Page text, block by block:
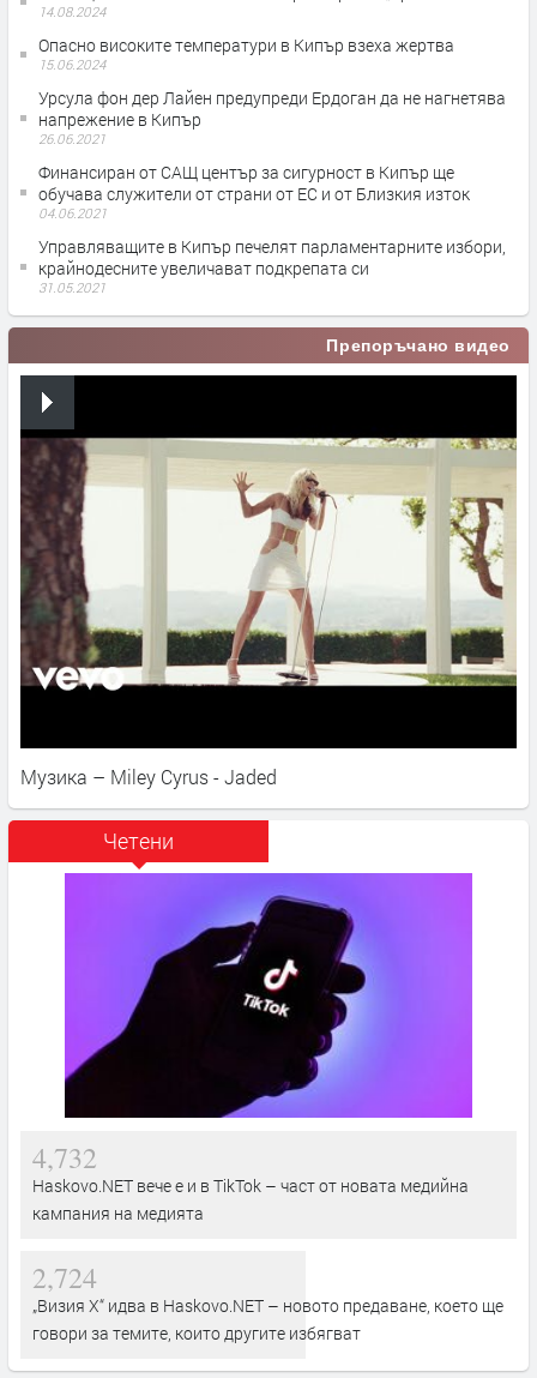
14.08.2024
Опасно високите температури в Кипър взеха жертва
15.06.2024
Урсула фон дер Лайен предупреди Ердоган да не нагнетява
напрежение в Кипър
26.06.2021
Финансиран от САЩ център за сигурност в Кипър ще
обучава служители от страни от ЕС и от Близкия изток
04.06.2021
Управляващите в Кипър печелят парламентарните избори,
крайнодесните увеличават подкрепата си
31.05.2021
Препоръчано видео
Музика – Miley Cyrus - Jaded
Четени
4,732
Haskovo.NET вече е и в TikTok – част от новата медийна
кампания на медията
2,724
„Визия Х“ идва в Haskovo.NET – новото предаване, което ще
говори за темите, които другите избягват